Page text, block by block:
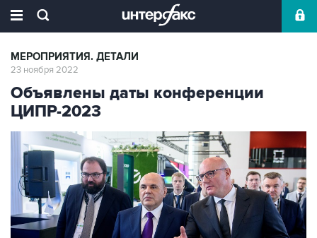
МЕРОПРИЯТИЯ. ДЕТАЛИ
23 ноября 2022
Объявлены даты конференции
ЦИПР-2023